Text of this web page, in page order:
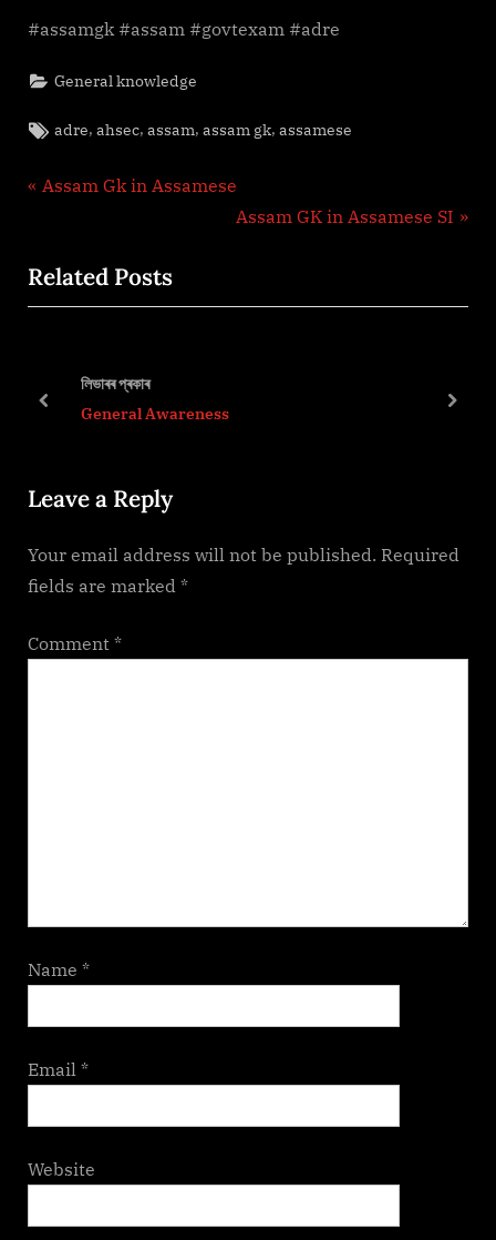
#assamgk #assam #govtexam #adre
General knowledge
Tags:
adre,ahsec,assam,assam gk,assamese
Post
P
v
i
s
s
:
Assam Gk in Assamese
N
t
Assam GK in Assamese SI
Related Posts
লিভাৰৰ প্ৰকাৰ
General Awareness
prev next
Leave a Reply
Your email address will not be published. Required
fields are marked *
Comment *
Name *
Email *
Website